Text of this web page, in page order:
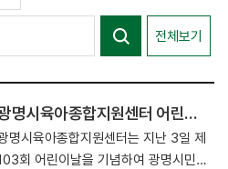
전체보기
광명시육아종합지원센터 어린이날 행사 진행
명시육아종합지원센터는 지난 3일 제
회 어린이날을 기념하여 광명시민체